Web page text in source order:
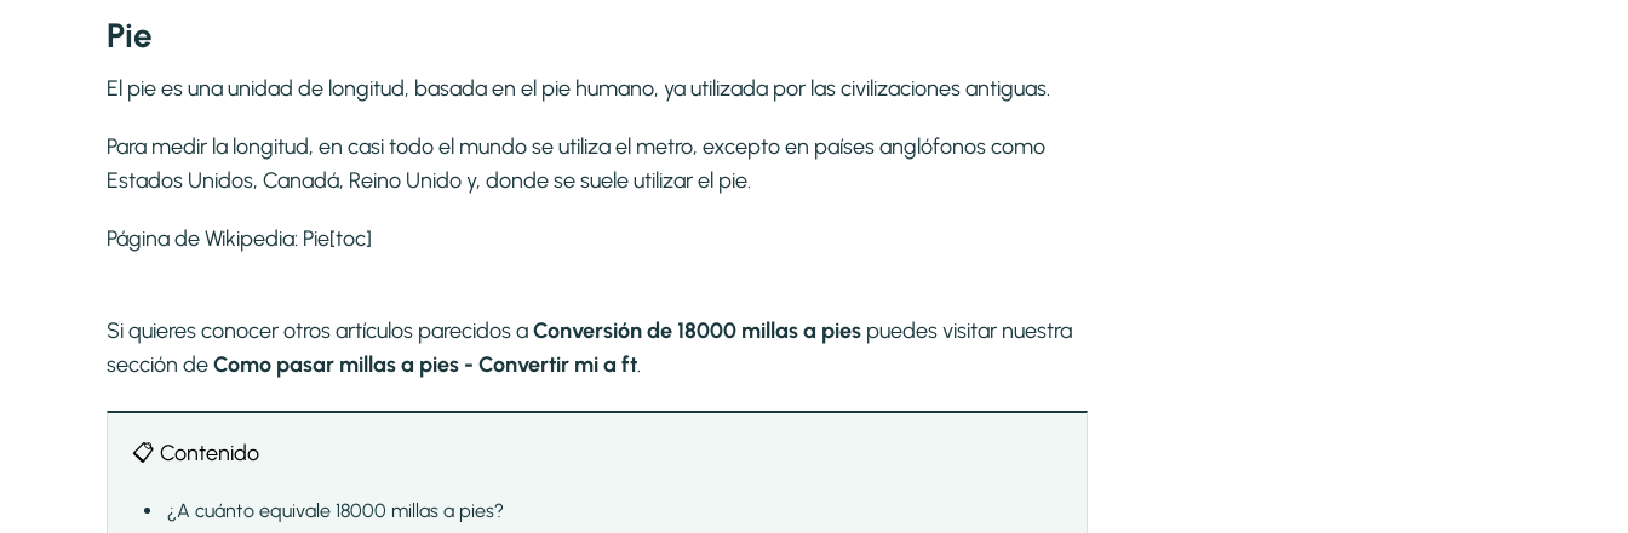
Pie
El pie es una unidad de longitud, basada en el pie humano, ya utilizada por las civilizaciones antiguas.
Para medir la longitud, en casi todo el mundo se utiliza el metro, excepto en países anglófonos como
Estados Unidos, Canadá, Reino Unido y, donde se suele utilizar el pie.
Página de Wikipedia: Pie[toc]
Si quieres conocer otros artículos parecidos aConversión de 18000 millas a pies puedes visitar nuestra
sección deComo pasar millas a pies - Convertir mi a ft.
📋 Contenido
¿A cuánto equivale 18000 millas a pies?